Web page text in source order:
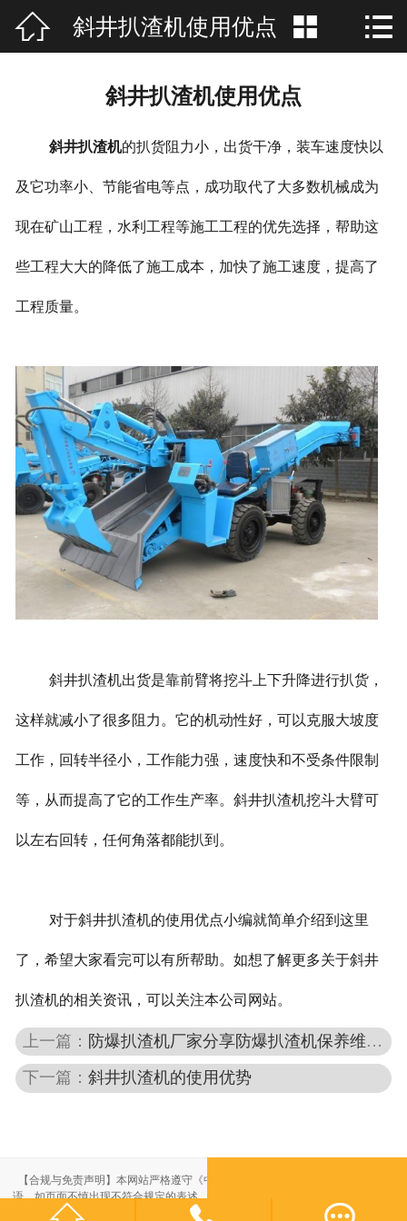
 网站首页
 斜井扒渣机使用优点  
斜井扒渣机使用优点
斜井扒渣机的扒货阻力小，出货干净，装车速度快以
及它功率小、节能省电等点，成功取代了大多数机械成为
现在矿山工程，水利工程等施工工程的优先选择，帮助这
些工程大大的降低了施工成本，加快了施工速度，提高了
工程质量。
斜井扒渣机出货是靠前臂将挖斗上下升降进行扒货，
这样就减小了很多阻力。它的机动性好，可以克服大坡度
工作，回转半径小，工作能力强，速度快和不受条件限制
等，从而提高了它的工作生产率。斜井扒渣机挖斗大臂可
以左右回转，任何角落都能扒到。
对于斜井扒渣机的使用优点小编就简单介绍到这里
了，希望大家看完可以有所帮助。如想了解更多关于斜井
扒渣机的相关资讯，可以关注本公司网站。
上一篇： 防爆扒渣机厂家分享防爆扒渣机保养维护技巧
下一篇：斜井扒渣机的使用优势
【合规与免责声明】本网站严格遵守《中华人民共和国广告法》，尽力规范用
语。如页面不慎出现不符合规定的表述，敬请联系我们，将立即更正；相关内容
仅供参考，不构成交易依据。